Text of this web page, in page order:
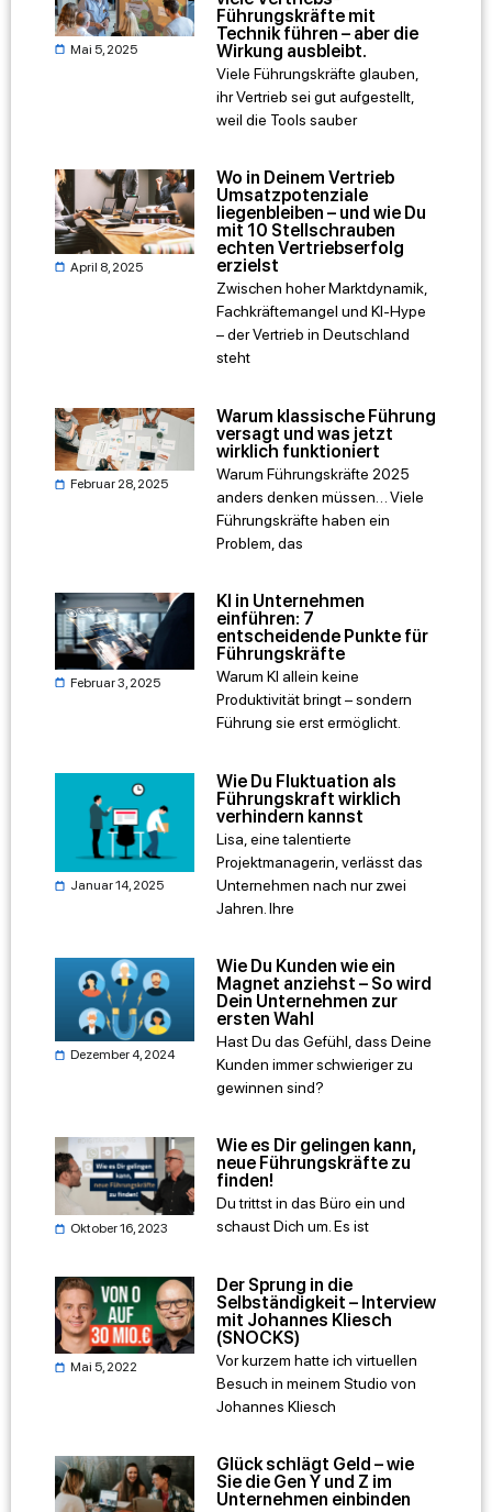
Mai 5, 2025
Führungskräfte mit
Technik führen – aber die
Wirkung ausbleibt.
Viele Führungskräfte glauben,
ihr Vertrieb sei gut aufgestellt,
weil die Tools sauber
April 8, 2025
Wo in Deinem Vertrieb
Umsatzpotenziale
liegenbleiben – und wie Du
mit 10 Stellschrauben
echten Vertriebserfolg
erzielst
Zwischen hoher Marktdynamik,
Fachkräftemangel und KI-Hype
– der Vertrieb in Deutschland
steht
Februar 28, 2025
Warum klassische Führung
versagt und was jetzt
wirklich funktioniert
Warum Führungskräfte 2025
anders denken müssen… Viele
Führungskräfte haben ein
Problem, das
Februar 3, 2025
KI in Unternehmen
einführen: 7
entscheidende Punkte für
Führungskräfte
Warum KI allein keine
Produktivität bringt – sondern
Führung sie erst ermöglicht.
Januar 14, 2025
Wie Du Fluktuation als
Führungskraft wirklich
verhindern kannst
Lisa, eine talentierte
Projektmanagerin, verlässt das
Unternehmen nach nur zwei
Jahren. Ihre
Dezember 4, 2024
Wie Du Kunden wie ein
Magnet anziehst – So wird
Dein Unternehmen zur
ersten Wahl
Hast Du das Gefühl, dass Deine
Kunden immer schwieriger zu
gewinnen sind?
Oktober 16, 2023
Wie es Dir gelingen kann,
neue Führungskräfte zu
finden!
Du trittst in das Büro ein und
schaust Dich um. Es ist
Mai 5, 2022
Der Sprung in die
Selbständigkeit – Interview
mit Johannes Kliesch
(SNOCKS)
Vor kurzem hatte ich virtuellen
Besuch in meinem Studio von
Johannes Kliesch
Glück schlägt Geld – wie
Sie die Gen Y und Z im
Unternehmen einbinden